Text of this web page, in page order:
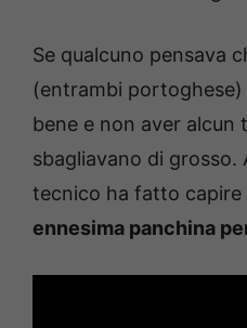
Se qualcuno pensava
(entrambi
bene e non aver alcun
sbagliavano di grosso.
tecnico ha fatto capire
ennesima panchina